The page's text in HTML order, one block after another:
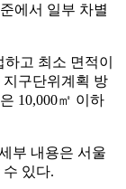
에서 일부 차별
고 최소 면적이
지구단위계획 방
10,000㎡ 이하
부 내용은 서울
있다.